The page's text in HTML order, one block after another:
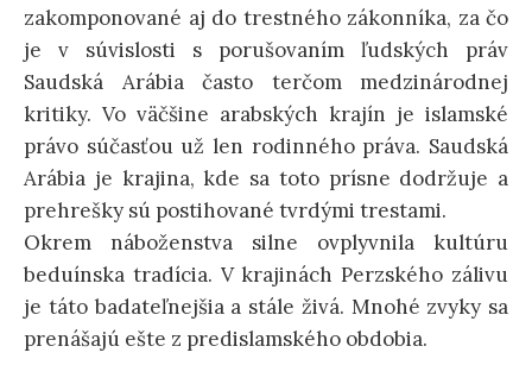
o
n
t
e
n
zakomponované aj do trestného zákonníka, za čo
je v súvislosti s porušovaním ľudských práv
Saudská Arábia často terčom medzinárodnej
kritiky. Vo väčšine arabských krajín je islamské
právo súčasťou už len rodinného práva. Saudská
Arábia je krajina, kde sa toto prísne dodržuje a
prehrešky sú postihované tvrdými trestami.
Okrem náboženstva silne ovplyvnila kultúru
beduínska tradícia. V krajinách Perzského zálivu
je táto badateľnejšia a stále živá. Mnohé zvyky sa
prenášajú ešte z predislamského obdobia.